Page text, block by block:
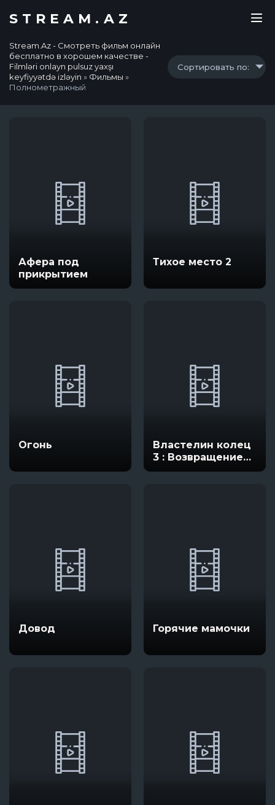
STREAM.AZ
Stream.Az - Смотреть фильм онлайн
бесплатно в хорошем качестве -
Filmləri onlayn pulsuz yaxşı
keyfiyyətdə izləyin » Фильмы »
Полнометражный
Сортировать по:
Афера под
прикрытием
Тихое место 2
Огонь
Властелин колец
3 : Возвращение
короля
Довод Горячие мамочки